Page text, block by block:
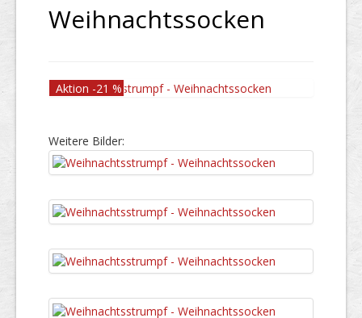
Weihnachtssocken
Aktion -21 %
Weitere Bilder: